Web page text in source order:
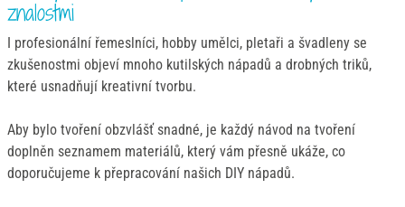
znalostmi
I profesionální řemeslníci, hobby umělci, pletaři a švadleny se
zkušenostmi objeví mnoho kutilských nápadů a drobných triků,
které usnadňují kreativní tvorbu.
Aby bylo tvoření obzvlášť snadné, je každý návod na tvoření
doplněn seznamem materiálů, který vám přesně ukáže, co
doporučujeme k přepracování našich DIY nápadů.